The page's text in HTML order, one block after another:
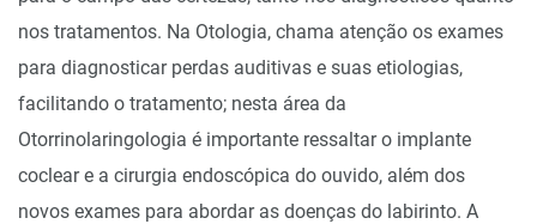
nos tratamentos. Na Otologia, chama atenção os exames
para diagnosticar perdas auditivas e suas etiologias,
facilitando o tratamento; nesta área da
Otorrinolaringologia é importante ressaltar o implante
coclear e a cirurgia endoscópica do ouvido, além dos
novos exames para abordar as doenças do labirinto. A